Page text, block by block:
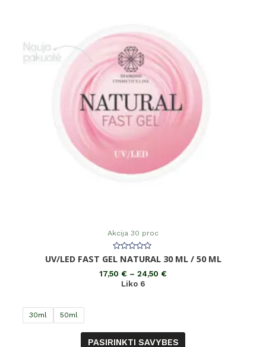
Akcija 30 proc
Įvertinimas:
0
iš
5
UV/LED FAST GEL NATURAL 30 ML / 50 ML
17,50 € – 24,50 €
Liko 6
30ml 50ml
PASIRINKTI SAVYBES